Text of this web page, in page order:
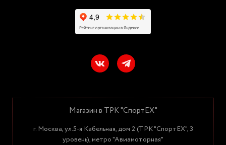
Магазин в ТРК "СпортЕХ"
г. Москва, ул.5-я Кабельная, дом 2 (ТРК "СпортЕХ", 3
уровень), метро "Авиамоторная"